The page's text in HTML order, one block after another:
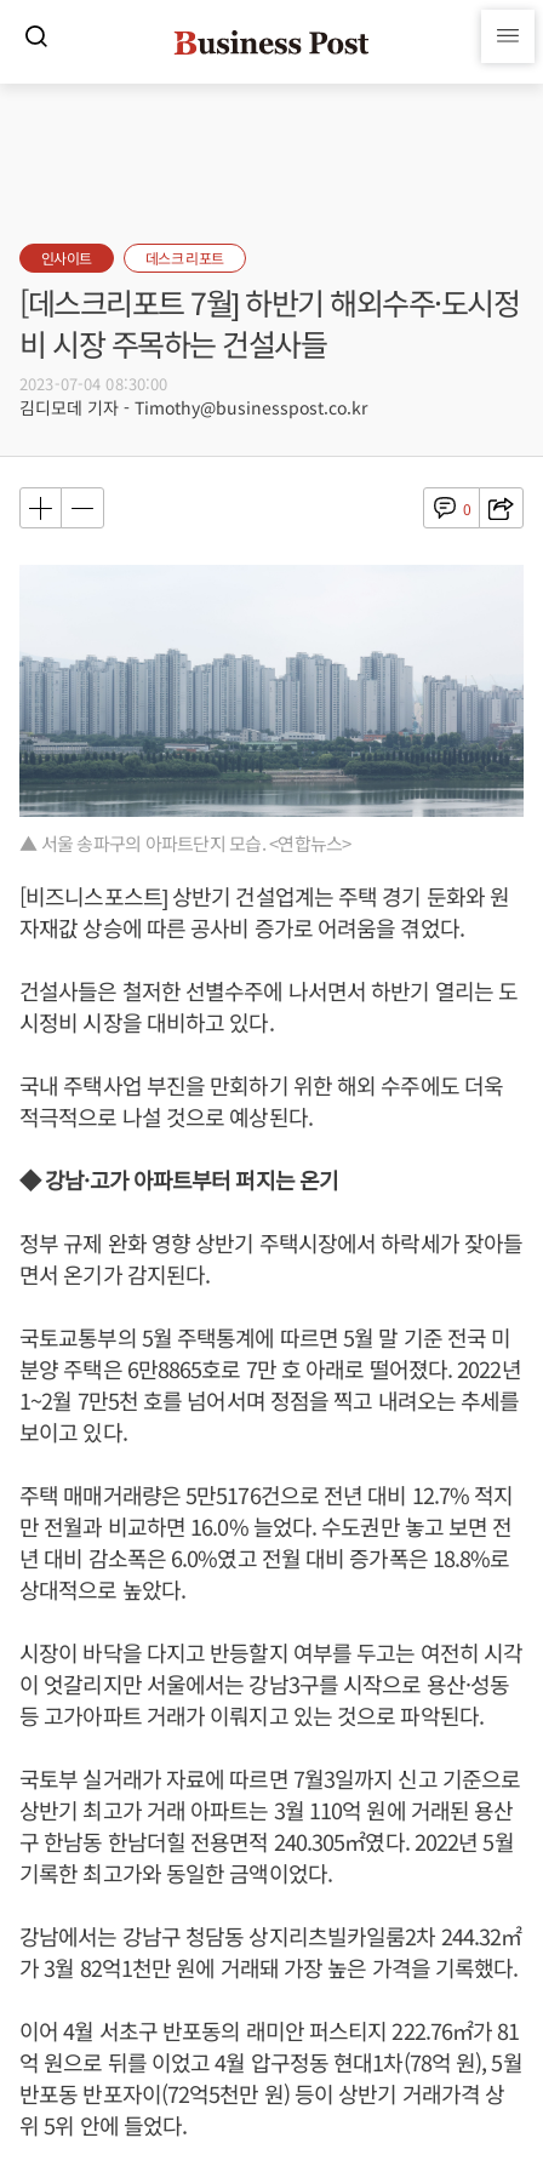
인사이트 데스크 리포트
[데스크리포트 7월] 하반기 해외수주·도시정
비 시장 주목하는 건설사들
2023-07-04 08:30:00
김디모데 기자 - Timothy@businesspost.co.kr
0
▲ 서울 송파구의 아파트단지 모습. <연합뉴스>
[비즈니스포스트] 상반기 건설업계는 주택 경기 둔화와 원
자재값 상승에 따른 공사비 증가로 어려움을 겪었다.
건설사들은 철저한 선별수주에 나서면서 하반기 열리는 도
시정비 시장을 대비하고 있다.
국내 주택사업 부진을 만회하기 위한 해외 수주에도 더욱
적극적으로 나설 것으로 예상된다.
◆ 강남·고가 아파트부터 퍼지는 온기
정부 규제 완화 영향 상반기 주택시장에서 하락세가 잦아들
면서 온기가 감지된다.
국토교통부의 5월 주택통계에 따르면 5월 말 기준 전국 미
분양 주택은 6만8865호로 7만 호 아래로 떨어졌다. 2022년
1~2월 7만5천 호를 넘어서며 정점을 찍고 내려오는 추세를
보이고 있다.
주택 매매거래량은 5만5176건으로 전년 대비 12.7% 적지
만 전월과 비교하면 16.0% 늘었다. 수도권만 놓고 보면 전
년 대비 감소폭은 6.0%였고 전월 대비 증가폭은 18.8%로
상대적으로 높았다.
시장이 바닥을 다지고 반등할지 여부를 두고는 여전히 시각
이 엇갈리지만 서울에서는 강남3구를 시작으로 용산·성동
등 고가아파트 거래가 이뤄지고 있는 것으로 파악된다.
국토부 실거래가 자료에 따르면 7월3일까지 신고 기준으로
상반기 최고가 거래 아파트는 3월 110억 원에 거래된 용산
구 한남동 한남더힐 전용면적 240.305㎡였다. 2022년 5월
기록한 최고가와 동일한 금액이었다.
강남에서는 강남구 청담동 상지리츠빌카일룸2차 244.32㎡
가 3월 82억1천만 원에 거래돼 가장 높은 가격을 기록했다.
이어 4월 서초구 반포동의 래미안 퍼스티지 222.76㎡가 81
억 원으로 뒤를 이었고 4월 압구정동 현대1차(78억 원), 5월
반포동 반포자이(72억5천만 원) 등이 상반기 거래가격 상
위 5위 안에 들었다.